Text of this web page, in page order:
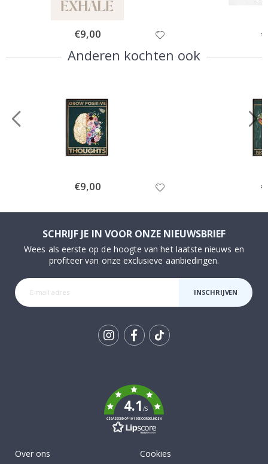
Special
Price
€9,00
Anderen kochten ook
Special
Price
€9,00
SCHRIJF JE IN VOOR ONZE NIEUWSBRIEF
Wees als eerste op de hoogte van het laatste nieuws en
profiteer van onze exclusieve aanbiedingen.
INSCHRIJVEN
4.1/5
GEBASEERD OP 1019 BEOORDELINGEN
Over ons
Cookies